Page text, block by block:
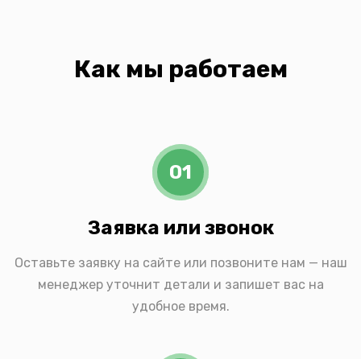
Как мы работаем
01
Заявка или звонок
Оставьте заявку на сайте или позвоните нам — наш
менеджер уточнит детали и запишет вас на
удобное время.